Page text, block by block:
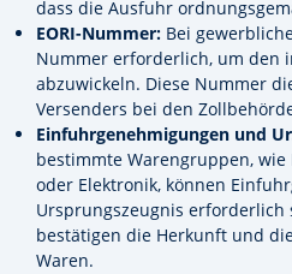
dass die Ausfuhr
EORI-Nummer: Bei
Nummer erforderlich, um den
abzuwickeln. Diese Nummer
Versenders bei den
Einfuhrgenehmigungen und
bestimmte Warengruppen,
oder Elektronik, können
Ursprungszeugnis erforderlich
bestätigen die Herkunft und
Waren.